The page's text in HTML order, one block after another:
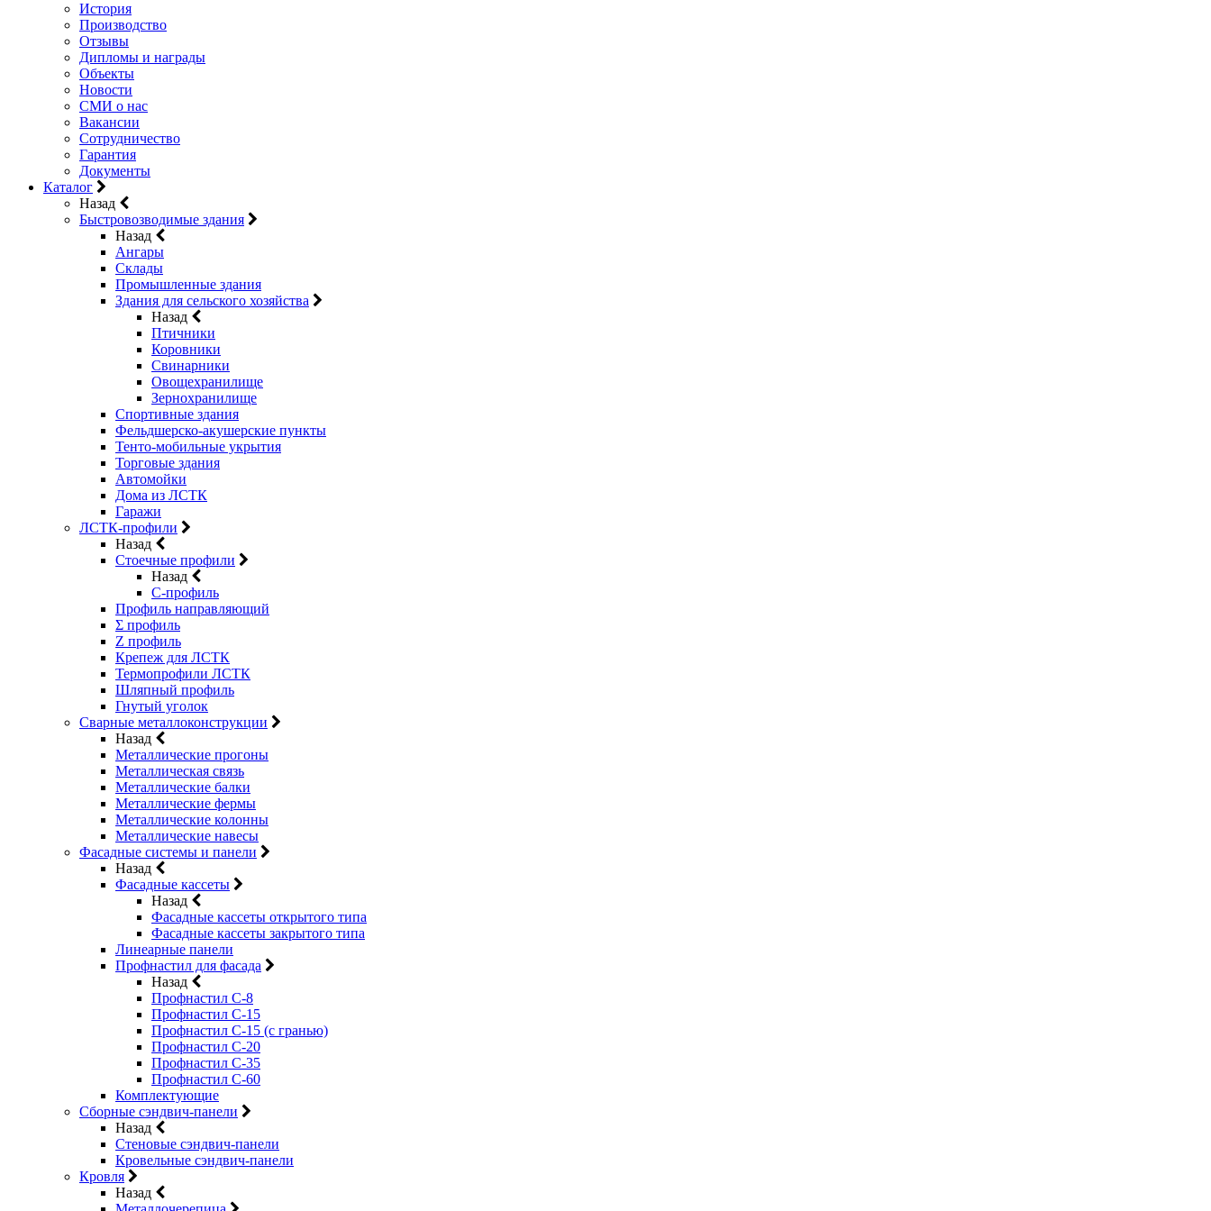
История
Производство
Отзывы
Дипломы и награды
Объекты
Новости
СМИ о нас
Вакансии
Сотрудничество
Гарантия
Документы
Каталог
Назад
Быстровозводимые здания
Назад
Ангары
Склады
Промышленные здания
Здания для сельского хозяйства
Назад
Птичники
Коровники
Свинарники
Овощехранилище
Зернохранилище
Спортивные здания
Фельдшерско-акушерские пункты
Тенто-мобильные укрытия
Торговые здания
Автомойки
Дома из ЛСТК
Гаражи
ЛСТК-профили
Назад
Стоечные профили
Назад
C-профиль
Профиль направляющий
Σ профиль
Z профиль
Крепеж для ЛСТК
Термопрофили ЛСТК
Шляпный профиль
Гнутый уголок
Сварные металлоконструкции
Назад
Металлические прогоны
Металлическая связь
Металлические балки
Металлические фермы
Металлические колонны
Металлические навесы
Фасадные системы и панели
Назад
Фасадные кассеты
Назад
Фасадные кассеты открытого типа
Фасадные кассеты закрытого типа
Линеарные панели
Профнастил для фасада
Назад
Профнастил С-8
Профнастил С-15
Профнастил С-15 (с гранью)
Профнастил С-20
Профнастил С-35
Профнастил С-60
Комплектующие
Сборные сэндвич-панели
Назад
Стеновые сэндвич-панели
Кровельные сэндвич-панели
Кровля
Назад